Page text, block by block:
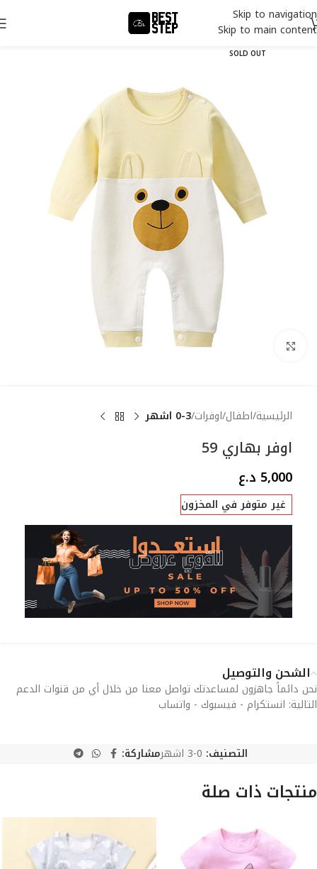
Skip to navigation
Skip to main content
SOLD OUT
Click to enlarge
الرئيسية اطفال اوفرات 0-3 اشهر
اوفر بهاري 59
5,000 د.ع
غير متوفر في المخزون
الشحن والتوصيل
نحن دائماً جاهزون لمساعدتك تواصل معنا من خلال أي من قنوات الدعم
التالية: انستكرام - فيسبوك - واتساب
التصنيف: 0-3 اشهر مشاركة:
منتجات ذات صلة